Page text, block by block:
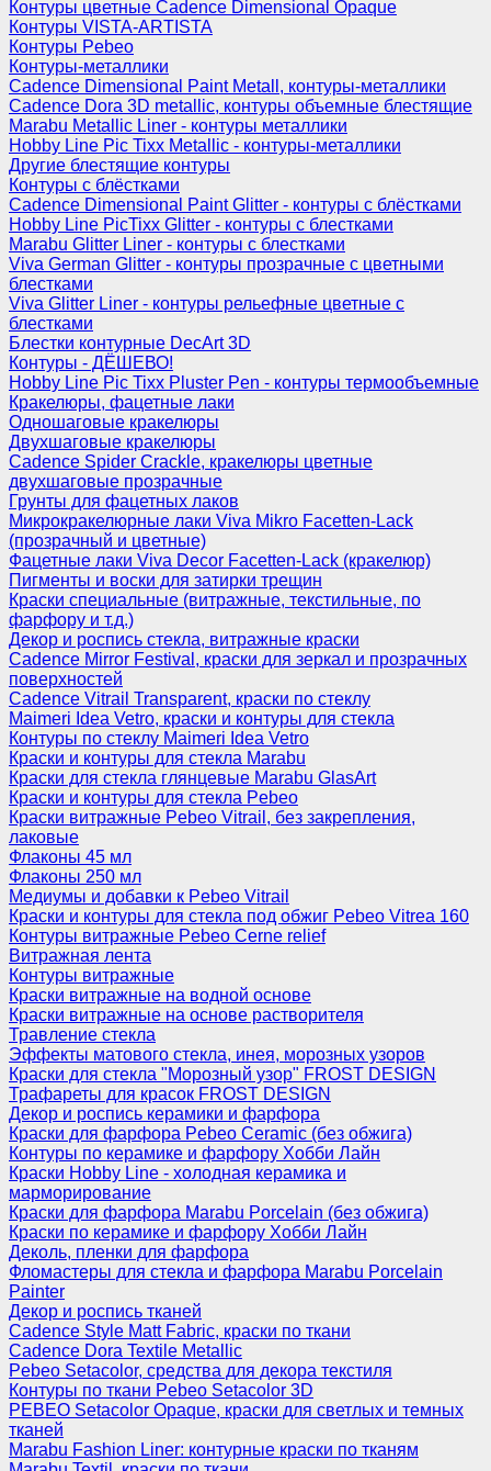
Контуры цветные Cadence Dimensional Opaque
Контуры VISTA-ARTISTA
Контуры Pebeo
Контуры-металлики
Cadence Dimensional Paint Metall, контуры-металлики
Cadence Dora 3D metallic, контуры объемные блестящие
Marabu Metallic Liner - контуры металлики
Hobby Line Pic Tixx Metallic - контуры-металлики
Другие блестящие контуры
Контуры с блёстками
Cadence Dimensional Paint Glitter - контуры с блёстками
Hobby Line PicTixx Glitter - контуры с блестками
Marabu Glitter Liner - контуры с блестками
Viva German Glitter - контуры прозрачные с цветными
блестками
Viva Glitter Liner - контуры рельефные цветные с
блестками
Блестки контурные DecArt 3D
Контуры - ДЁШЕВО!
Hobby Line Pic Tixx Pluster Pen - контуры термообъемные
Кракелюры, фацетные лаки
Одношаговые кракелюры
Двухшаговые кракелюры
Cadence Spider Crackle, кракелюры цветные
двухшаговые прозрачные
Грунты для фацетных лаков
Микрокракелюрные лаки Viva Mikro Facetten-Lack
(прозрачный и цветные)
Фацетные лаки Viva Decor Facetten-Lack (кракелюр)
Пигменты и воски для затирки трещин
Краски специальные (витражные, текстильные, по
фарфору и т.д.)
Декор и роспись стекла, витражные краски
Cadence Mirror Festival, краски для зеркал и прозрачных
поверхностей
Cadence Vitrail Transparent, краски по стеклу
Maimeri Idea Vetro, краски и контуры для стекла
Контуры по стеклу Maimeri Idea Vetro
Краски и контуры для стекла Marabu
Краски для стекла глянцевые Marabu GlasArt
Краски и контуры для стекла Pebeo
Краски витражные Pebeo Vitrail, без закрепления,
лаковые
Флаконы 45 мл
Флаконы 250 мл
Медиумы и добавки к Pebeo Vitrail
Краски и контуры для стекла под обжиг Pebeo Vitrea 160
Контуры витражные Pebeo Cerne relief
Витражная лента
Контуры витражные
Краски витражные на водной основе
Краски витражные на основе растворителя
Травление стекла
Эффекты матового стекла, инея, морозных узоров
Краски для стекла "Морозный узор" FROST DESIGN
Трафареты для красок FROST DESIGN
Декор и роспись керамики и фарфора
Краски для фарфора Pebeo Ceramic (без обжига)
Контуры по керамике и фарфору Хобби Лайн
Краски Hobby Line - холодная керамика и
марморирование
Краски для фарфора Marabu Porcelain (без обжига)
Краски по керамике и фарфору Хобби Лайн
Деколь, пленки для фарфора
Фломастеры для стекла и фарфора Marabu Porcelain
Painter
Декор и роспись тканей
Cadence Style Matt Fabric, краски по ткани
Cadence Dora Textile Metallic
Pebeo Setacolor, средства для декора текстиля
Контуры по ткани Pebeo Setacolor 3D
PEBEO Setacolor Opaque, краски для светлых и темных
тканей
Marabu Fashion Liner: контурные краски по тканям